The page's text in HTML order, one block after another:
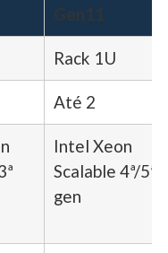
Gen11
Rack 1U
Até 2
Intel Xeon
Scalable 4ª/5ª
gen